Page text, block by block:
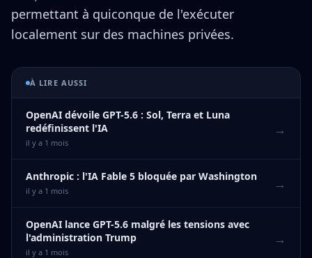
permettant à quiconque de l'exécuter
localement sur des machines privées.
À LIRE AUSSI
OpenAI dévoile GPT-5.6 : Sol, Terra et Luna
redéfinissent l'IA
il y a 1 mois
→
Anthropic : l'IA Fable 5 bloquée par Washington
il y a 1 mois →
OpenAI lance GPT-5.6 malgré les tensions avec
l'administration Trump
il y a 1 mois
→